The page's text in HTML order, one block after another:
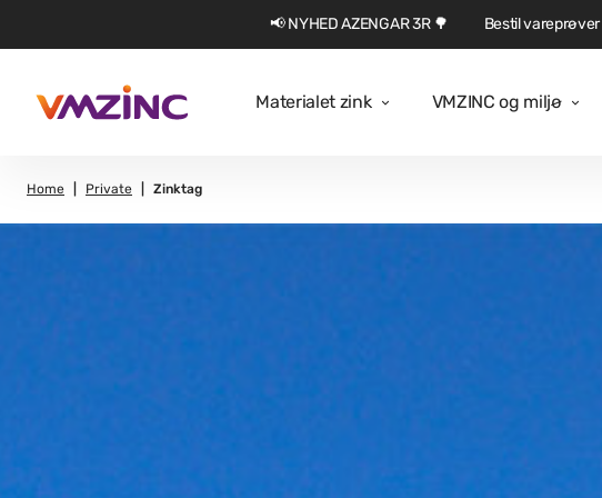
Materialet zink VMZINC og miljø
📢 NYHED AZENGAR 3R 🌳 Bestil vareprøver
Home Private Zinktag